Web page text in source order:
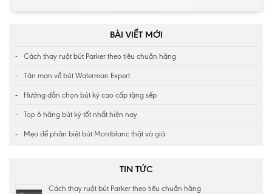
BÀI VIẾT MỚI
Cách thay ruột bút Parker theo tiêu chuẩn hãng
Tản mạn về bút Waterman Expert
Hướng dẫn chọn bút ký cao cấp tặng sếp
Top 6 hãng bút ký tốt nhất hiện nay
Mẹo để phân biệt bút Montblanc thật và giả
TIN TỨC
Cách thay ruột bút Parker theo tiêu chuẩn hãng